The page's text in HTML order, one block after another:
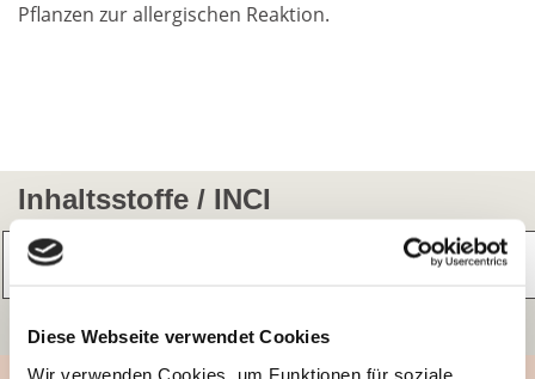
Diese Webseite verwendet Cookies
Wir verwenden Cookies, um Funktionen für soziale
Pflanzen zur allergischen Reaktion.
Inhaltsstoffe / INCI